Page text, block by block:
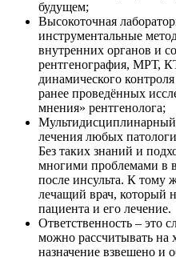
будущем;
Высокоточная
инструментальные
внутренних органов и
рентгенография, МРТ,
динамического
ранее проведённых
мнения» рентгенолога;
Мультидисциплинарный
лечения любых
Без таких знаний и
многими проблемами в
после инсульта. К тому
лечащий врач, который
пациента и его лечение.
Ответственность – это
можно рассчитывать на
назначение взвешено и